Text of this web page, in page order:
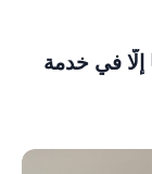
إلّا في خدمة